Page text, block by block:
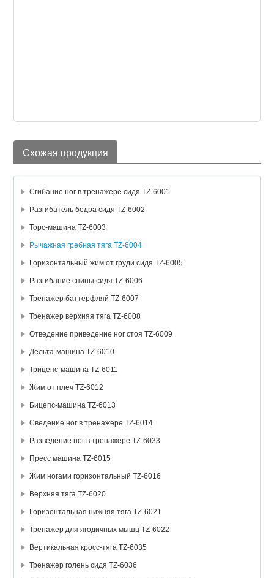
Схожая продукция
Сгибание ног в тренажере сидя TZ-6001
Разгибатель бедра сидя TZ-6002
Торс-машина TZ-6003
Рычажная гребная тяга TZ-6004
Горизонтальный жим от груди сидя TZ-6005
Разгибание спины сидя TZ-6006
Тренажер баттерфляй TZ-6007
Тренажер верхняя тяга TZ-6008
Отведение приведение ног стоя TZ-6009
Дельта-машина TZ-6010
Трицепс-машина TZ-6011
Жим от плеч TZ-6012
Бицепс-машина TZ-6013
Сведение ног в тренажере TZ-6014
Разведение ног в тренажере TZ-6033
Пресс машина TZ-6015
Жим ногами горизонтальный TZ-6016
Верхняя тяга TZ-6020
Горизонтальная нижняя тяга TZ-6021
Тренажер для ягодичных мышц TZ-6022
Вертикальная кросс-тяга TZ-6035
Тренажер голень сидя TZ-6036